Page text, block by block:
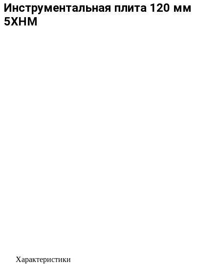
Инструментальная плита 120 мм
5ХНМ
Характеристики